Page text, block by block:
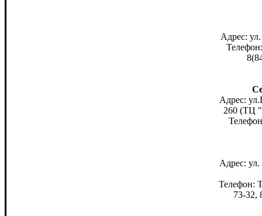
Адрес:
Адрес:
260 (ТЦ
Адрес:
Телефон:
73-32,